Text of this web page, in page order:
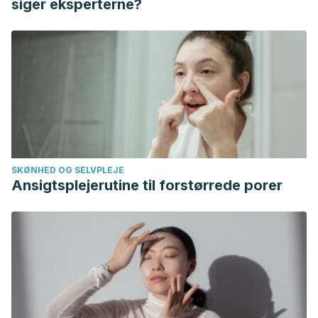
https://doi.org/10.1639/0044-
7447(2001)030[0118:bwuasp]2.0.co;2
Maldonado, L., Reducción y reciclaje de residuos sólidos
urbanosen centros de educación superior: Estudio de
caso. Ingeniería [Internet]. 2006;10(1):59-68. Recuperado
de: https://www.redalyc.org/articulo.oa?id=46710106
Giménez, Andrea F. et al. “Reutilización de Botellas de
Plástico En La Localidad de Saladas.” Extensionismo,
Innovación y Transferencia Tecnológica 4 (2018):
83. Disponible en:https://doi.org/10.30972/eitt.402876
Roca Reyes, Juan Carlos , Osores Plenge, Fernando ,
Domínguez, Nicanor , Rosas Ramos, William , Presencia de
bacterias patógenas en las aguas de la desembocadura
del Río Surco y la Playa La Chira, Lima, Perú, Junio 2009.
Acta Médica Peruana [Internet]. 2009;26(4):243-246.
Recuperado de: https://www.redalyc.org/articulo.oa?
siger eksperterne?
SKØNHED OG SELVPLEJE
Ansigtsplejerutine til forstørrede porer